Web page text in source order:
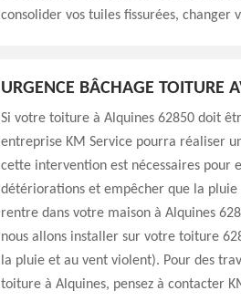
consolider vos tuiles fissurées, changer
URGENCE BÂCHAGE TOITURE
Si votre toiture à Alquines 62850 doit
entreprise KM Service pourra réaliser
cette intervention est nécessaires pour
détériorations et empêcher que la
rentre dans votre maison à Alquines
nous allons installer sur votre toiture
la pluie et au vent violent). Pour des
toiture à Alquines, pensez à contacter